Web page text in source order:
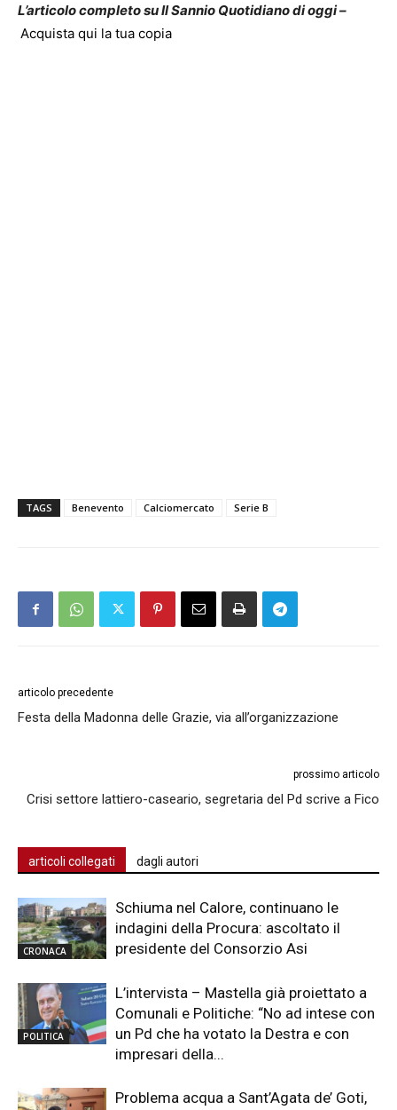
L’articolo completo su Il Sannio Quotidiano di oggi –
Acquista qui la tua copia
TAGS Benevento Calciomercato Serie B
articolo precedente
Festa della Madonna delle Grazie, via all’organizzazione
prossimo articolo
Crisi settore lattiero-caseario, segretaria del Pd scrive a Fico
articoli collegati dagli autori
CRONACA
Schiuma nel Calore, continuano le
indagini della Procura: ascoltato il
presidente del Consorzio Asi
POLITICA
L’intervista – Mastella già proiettato a
Comunali e Politiche: “No ad intese con
un Pd che ha votato la Destra e con
impresari della...
Problema acqua a Sant’Agata de’ Goti,